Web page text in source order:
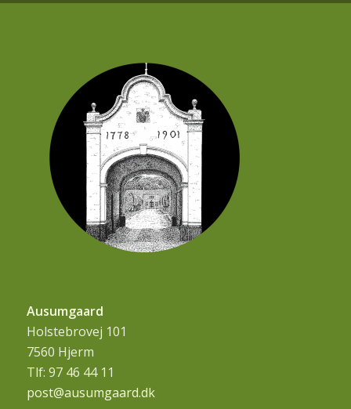
Ausumgaard
Holstebrovej 101
7560 Hjerm
Tlf: 97 46 44 11
post@ausumgaard.dk